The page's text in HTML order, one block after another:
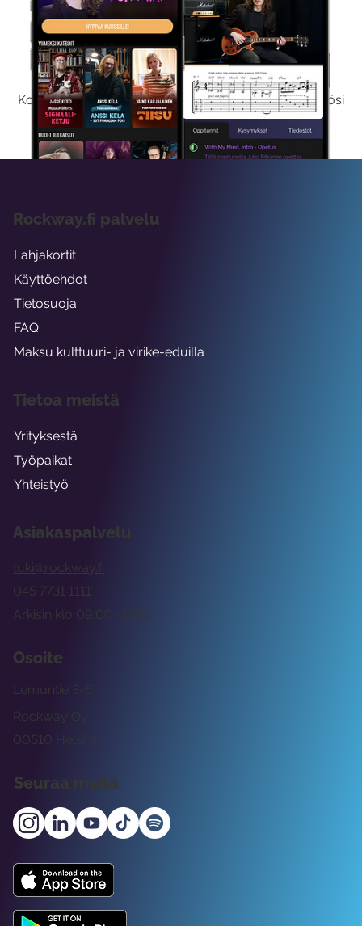
Kokeile Ilmaiseksi
Kokeilemalla ilmaiseksi saat koko sisältömme käyttöösi
viikon ajaksi.
Asiakaspalvelu
tuki@rockway.fi
Arkisin klo 09:00 -15:00
045 7731 1111
Osoite
Rockway Oy
Lemuntie 3-5
00510 Helsinki
Seuraa meitä
Rockway.fi palvelu
Lahjakortit
Käyttöehdot
Tietosuoja
FAQ
Maksu kulttuuri- ja virike-eduilla
Tietoa meistä
Yrityksestä
Työpaikat
Yhteistyö